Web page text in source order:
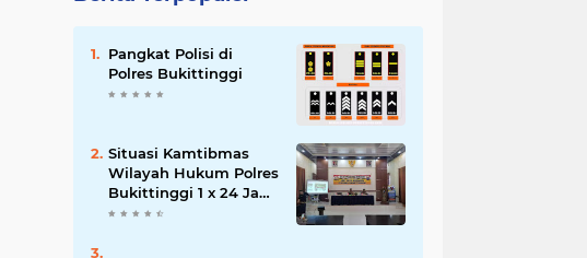
Pangkat Polisi di
Polres Bukittinggi
Situasi Kamtibmas
Wilayah Hukum Polres
Bukittinggi 1 x 24 Jam
Senin 27 Juni 2022